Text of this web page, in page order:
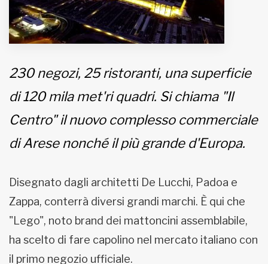
Iscriviti alla newsletter
Bernardis
Imbonati, 89 20159 Milano (Italia)
Informativa sulla privacy
230 negozi, 25 ristoranti, una superficie
di 120 mila met'ri quadri. Si chiama "Il
Centro" il nuovo complesso commerciale
di Arese nonché il più grande d'Europa.
Disegnato dagli architetti De Lucchi, Padoa e
Zappa, conterrà diversi grandi marchi. È qui che
"Lego", noto brand dei mattoncini assemblabile,
ha scelto di fare capolino nel mercato italiano con
il primo negozio ufficiale.